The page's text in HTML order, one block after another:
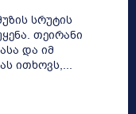
სრუტის
თეირანი
და იმ
ითხოვს,...